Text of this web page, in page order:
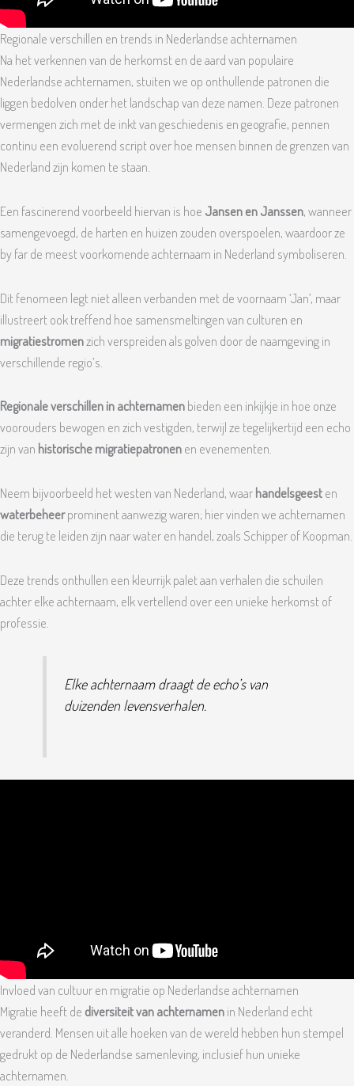
Regionale verschillen en trends in Nederlandse achternamen
Na het verkennen van de herkomst en de aard van populaire
Nederlandse achternamen, stuiten we op onthullende patronen die
liggen bedolven onder het landschap van deze namen. Deze patronen
vermengen zich met de inkt van geschiedenis en geografie, pennen
continu een evoluerend script over hoe mensen binnen de grenzen van
Nederland zijn komen te staan.
Een fascinerend voorbeeld hiervan is hoe Jansen en Janssen, wanneer
samengevoegd, de harten en huizen zouden overspoelen, waardoor ze
by far de meest voorkomende achternaam in Nederland symboliseren.
Dit fenomeen legt niet alleen verbanden met de voornaam ‘Jan’, maar
illustreert ook treffend hoe samensmeltingen van culturen en
migratiestromenzich verspreiden als golven door de naamgeving in
verschillende regio’s.
Regionale verschillen in achternamenbieden een inkijkje in hoe onze
voorouders bewogen en zich vestigden, terwijl ze tegelijkertijd een echo
zijn van historische migratiepatronenen evenementen.
Neem bijvoorbeeld het westen van Nederland, waarhandelsgeesten
waterbeheerprominent aanwezig waren; hier vinden we achternamen
die terug te leiden zijn naar water en handel, zoals Schipper of Koopman.
Deze trends onthullen een kleurrijk palet aan verhalen die schuilen
achter elke achternaam, elk vertellend over een unieke herkomst of
professie.
Elke achternaam draagt de echo’s van
duizenden levensverhalen.
Invloed van cultuur en migratie op Nederlandse achternamen
Migratie heeft de diversiteit van achternamenin Nederland echt
veranderd. Mensen uit alle hoeken van de wereld hebben hun stempel
gedrukt op de Nederlandse samenleving, inclusief hun unieke
achternamen.